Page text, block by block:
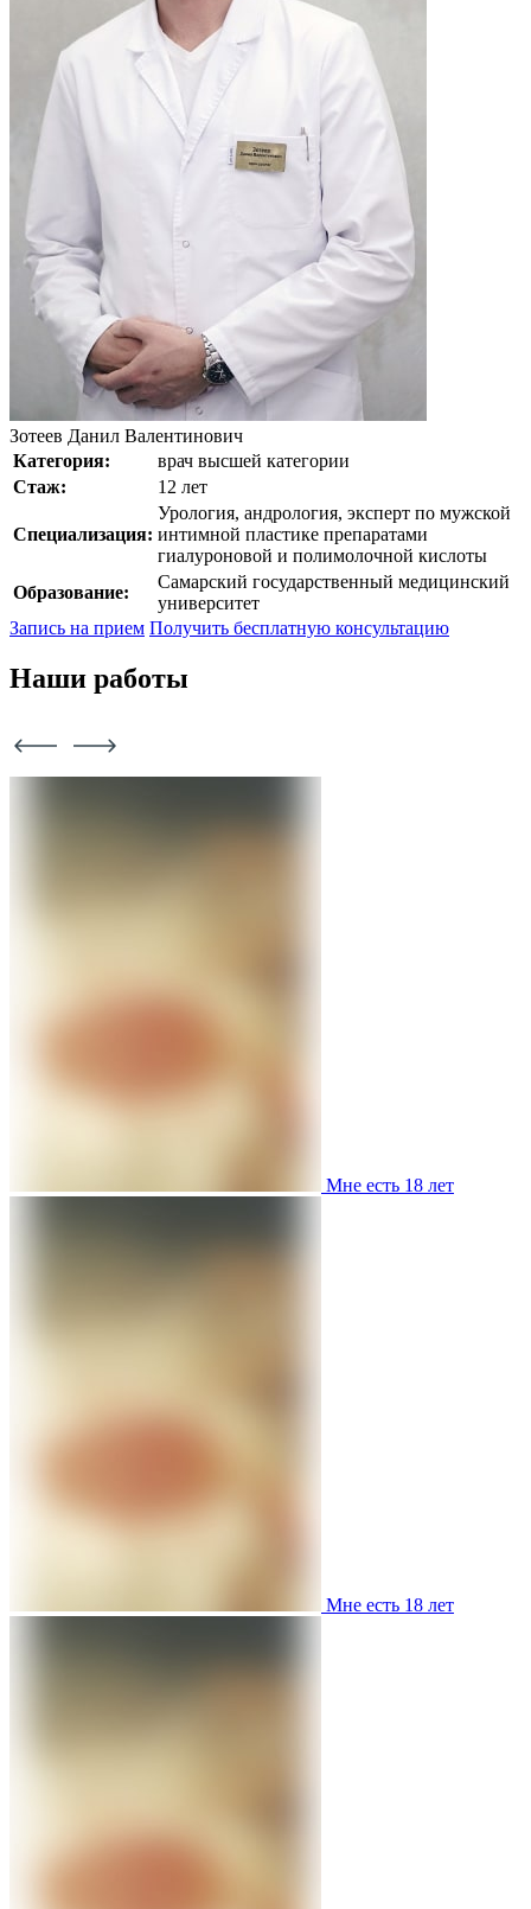
Зотеев Данил Валентинович
Категория:
врач высшей категории
Стаж:
12 лет
Специализация:
Урология, андрология, эксперт по мужской
интимной пластике препаратами
гиалуроновой и полимолочной кислоты
Образование:
Самарский государственный медицинский
университет
Запись на прием Получить бесплатную консультацию
Наши работы
Мне есть 18 лет
Мне есть 18 лет